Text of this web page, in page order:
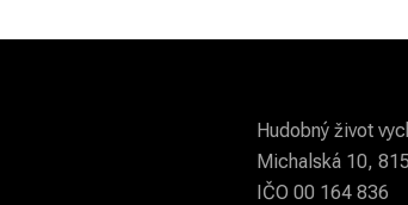
Hudobný život
Michalská 10,
IČO 00 164 836